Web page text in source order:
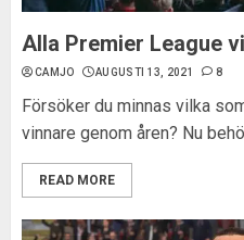
Alla Premier League
CAMJO AUGUSTI 13, 2021 8
Försöker du minnas vilka
vinnare genom åren? Nu
READ MORE